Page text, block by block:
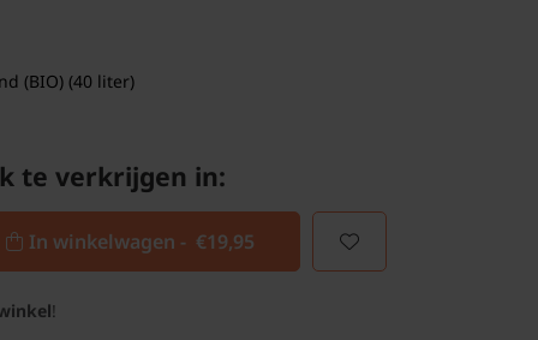
(BIO) (40 liter)
te verkrijgen in:
In winkelwagen - €19,95
!